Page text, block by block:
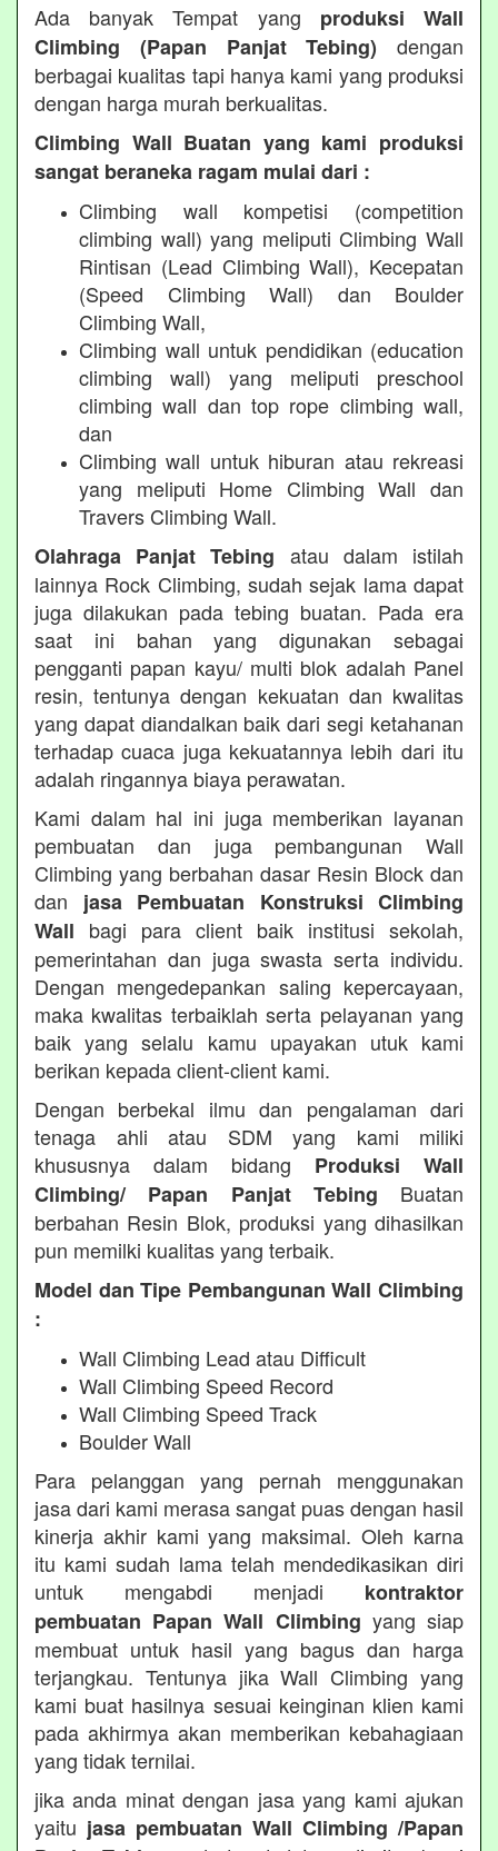
Ada banyak Tempat yang produksi Wall
Climbing (Papan Panjat Tebing) dengan
berbagai kualitas tapi hanya kami yang produksi
dengan harga murah berkualitas.
Climbing Wall Buatan yang kami produksi
sangat beraneka ragam mulai dari :
Climbing wall kompetisi (competition
climbing wall) yang meliputi Climbing Wall
Rintisan (Lead Climbing Wall), Kecepatan
(Speed Climbing Wall) dan Boulder
Climbing Wall,
Climbing wall untuk pendidikan (education
climbing wall) yang meliputi preschool
climbing wall dan top rope climbing wall,
dan
Climbing wall untuk hiburan atau rekreasi
yang meliputi Home Climbing Wall dan
Travers Climbing Wall.
Olahraga Panjat Tebing atau dalam istilah
lainnya Rock Climbing, sudah sejak lama dapat
juga dilakukan pada tebing buatan. Pada era
saat ini bahan yang digunakan sebagai
pengganti papan kayu/ multi blok adalah Panel
resin, tentunya dengan kekuatan dan kwalitas
yang dapat diandalkan baik dari segi ketahanan
terhadap cuaca juga kekuatannya lebih dari itu
adalah ringannya biaya perawatan.
Kami dalam hal ini juga memberikan layanan
pembuatan dan juga pembangunan Wall
Climbing yang berbahan dasar Resin Block dan
dan jasa Pembuatan Konstruksi Climbing
Wall bagi para client baik institusi sekolah,
pemerintahan dan juga swasta serta individu.
Dengan mengedepankan saling kepercayaan,
maka kwalitas terbaiklah serta pelayanan yang
baik yang selalu kamu upayakan utuk kami
berikan kepada client-client kami.
Dengan berbekal ilmu dan pengalaman dari
tenaga ahli atau SDM yang kami miliki
khususnya dalam bidang Produksi Wall
Climbing/ Papan Panjat Tebing Buatan
berbahan Resin Blok, produksi yang dihasilkan
pun memilki kualitas yang terbaik.
Model dan Tipe Pembangunan Wall Climbing
:
Wall Climbing Lead atau Difficult
Wall Climbing Speed Record
Wall Climbing Speed Track
Boulder Wall
Para pelanggan yang pernah menggunakan
jasa dari kami merasa sangat puas dengan hasil
kinerja akhir kami yang maksimal. Oleh karna
itu kami sudah lama telah mendedikasikan diri
untuk mengabdi menjadi kontraktor
pembuatan Papan Wall Climbing yang siap
membuat untuk hasil yang bagus dan harga
terjangkau. Tentunya jika Wall Climbing yang
kami buat hasilnya sesuai keinginan klien kami
pada akhirmya akan memberikan kebahagiaan
yang tidak ternilai.
jika anda minat dengan jasa yang kami ajukan
yaitu jasa pembuatan Wall Climbing /Papan